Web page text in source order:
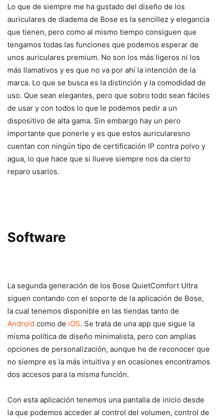
Lo que de siempre me ha gustado del diseño de los
auriculares de diadema de Bose es la sencillez y elegancia
que tienen, pero como al mismo tiempo consiguen que
tengamos todas las funciones que podemos esperar de
unos auriculares premium. No son los más ligeros ni los
más llamativos y es que no va por ahí la intención de la
marca. Lo que se busca es la distinción y la comodidad de
uso. Que sean elegantes, pero que sobro todo sean fáciles
de usar y con todos lo que le podemos pedir a un
dispositivo de alta gama. Sin embargo hay un pero
importante que ponerle y es que estos auricularesno
cuentan con ningún tipo de certificación IP contra polvo y
agua, lo que hace que si llueve siempre nos da cierto
reparo usarlos.
Software
La segunda generación de los Bose QuietComfort Ultra
siguen contando con el soporte de la aplicación de Bose,
la cual tenemos disponible en las tiendas tanto de
Android como de iOS. Se trata de una app que sigue la
misma política de diseño minimalista, pero con amplias
opciones de personalización, aunque he de reconocer que
no siempre es la más intuitiva y en ocasiones encontramos
dos accesos para la misma función.
Con esta aplicación tenemos una pantalla de inicio desde
la que podemos acceder al control del volumen, control de